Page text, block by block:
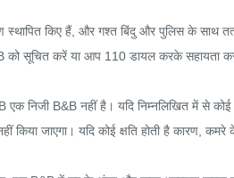
स्थापित किए हैं, और गश्त बिंदु और पुलिस के साथ
को सूचित करें या आप 110 डायल करके सहायता
निजी B&B नहीं है। यदि निम्नलिखित में से कोई
किया जाएगा। यदि कोई क्षति होती है कारण,